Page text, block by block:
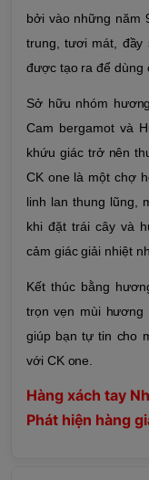
bởi vào những năm
trung, tươi mát, đầy
được tạo ra để dùng
Sở hữu nhóm
Cam bergamot và
khứu giác trở nên
CK one là một chợ
linh lan thung lũng,
khi đặt trái cây và
cảm giác giải nhiệt
Kết thúc bằng
trọn vẹn mùi hương
giúp bạn tự tin cho
với CK one.
Hàng xách tay
Phát hiện hàng